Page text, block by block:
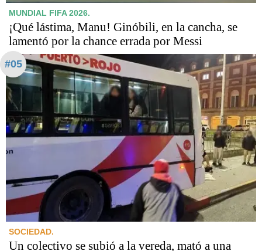
MUNDIAL FIFA 2026.
¡Qué lástima, Manu! Ginóbili, en la cancha, se
lamentó por la chance errada por Messi
#05
SOCIEDAD.
Un colectivo se subió a la vereda, mató a una